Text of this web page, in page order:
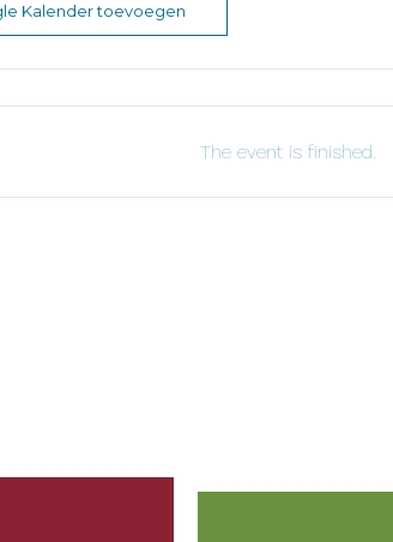
Kalender toevoegen
The event is finished.